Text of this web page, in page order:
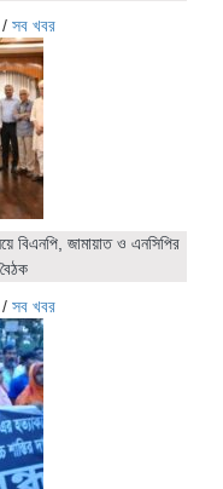
/ সব খবর
বিএনপি, জামায়াত ও এনসিপির
/ সব খবর